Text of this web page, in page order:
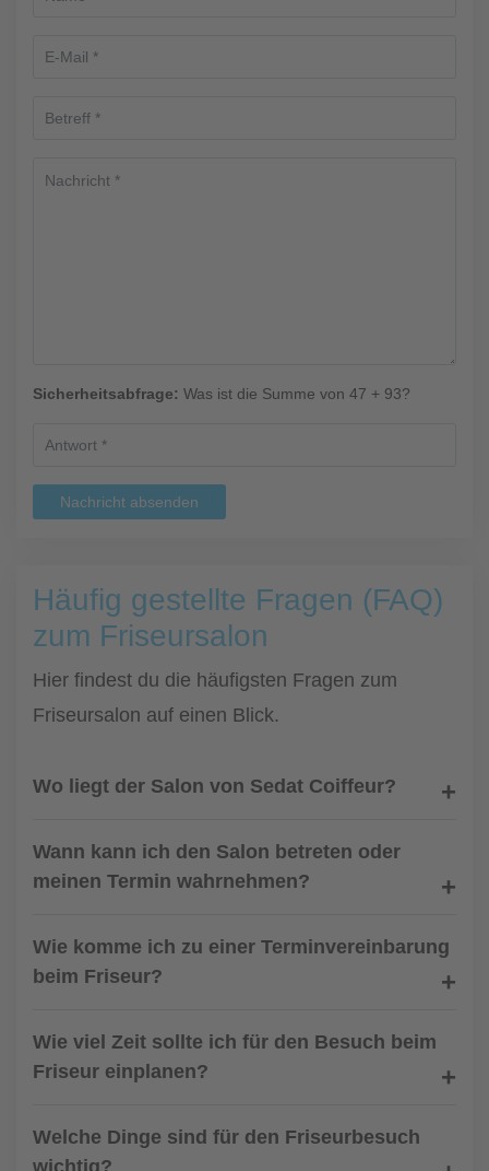
Sicherheitsabfrage: Was ist die Summe von 47 + 93?
Nachricht absenden
Häufig gestellte Fragen (FAQ)
zum Friseursalon
Hier findest du die häufigsten Fragen zum
Friseursalon auf einen Blick.
Wo liegt der Salon von Sedat Coiffeur?
Wann kann ich den Salon betreten oder
meinen Termin wahrnehmen?
Wie komme ich zu einer Terminvereinbarung
beim Friseur?
Wie viel Zeit sollte ich für den Besuch beim
Friseur einplanen?
Welche Dinge sind für den Friseurbesuch
wichtig?